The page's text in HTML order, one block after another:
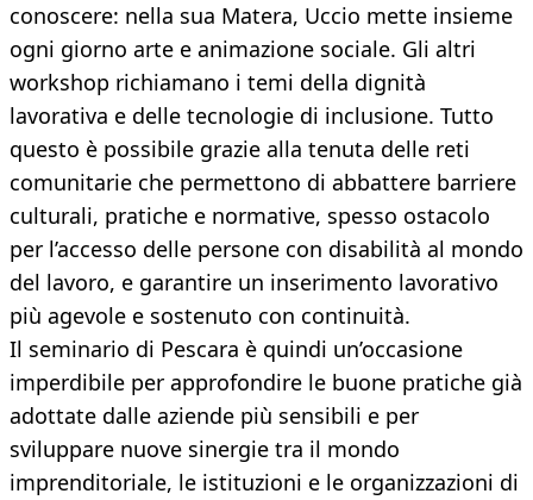
conoscere: nella sua Matera, Uccio mette insieme
ogni giorno arte e animazione sociale. Gli altri
workshop richiamano i temi della dignità
lavorativa e delle tecnologie di inclusione. Tutto
questo è possibile grazie alla tenuta delle reti
comunitarie che permettono di abbattere barriere
culturali, pratiche e normative, spesso ostacolo
per l’accesso delle persone con disabilità al mondo
del lavoro, e garantire un inserimento lavorativo
più agevole e sostenuto con continuità.
Il seminario di Pescara è quindi un’occasione
imperdibile per approfondire le buone pratiche già
adottate dalle aziende più sensibili e per
sviluppare nuove sinergie tra il mondo
imprenditoriale, le istituzioni e le organizzazioni di